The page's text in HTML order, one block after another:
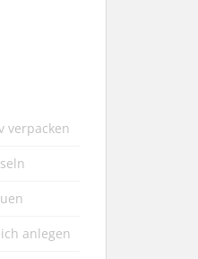
verpacken
anlegen